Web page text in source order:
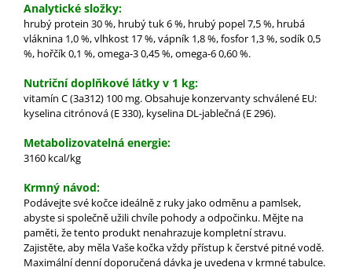
Analytické složky:
hrubý protein 30 %, hrubý tuk 6 %, hrubý popel 7,5 %, hrubá
vláknina 1,0 %, vlhkost 17 %, vápník 1,8 %, fosfor 1,3 %, sodík 0,5
%, hořčík 0,1 %, omega-3 0,45 %, omega-6 0,60 %.
Nutriční doplňkové látky v 1 kg:
vitamín C (3a312) 100 mg. Obsahuje konzervanty schválené EU:
kyselina citrónová (E 330), kyselina DL-jablečná (E 296).
Metabolizovatelná energie:
3160 kcal/kg
Krmný návod:
Podávejte své kočce ideálně z ruky jako odměnu a pamlsek,
abyste si společně užili chvíle pohody a odpočinku. Mějte na
paměti, že tento produkt nenahrazuje kompletní stravu.
Zajistěte, aby měla Vaše kočka vždy přístup k čerstvé pitné vodě.
Maximální denní doporučená dávka je uvedena v krmné tabulce.